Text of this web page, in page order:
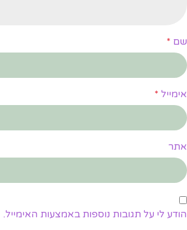
שם *
אימייל *
אתר
הודע לי על תגובות נוספות באמצעות האימייל.